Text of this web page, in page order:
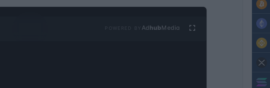
Ad hubMedia